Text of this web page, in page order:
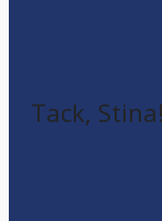
Tack,